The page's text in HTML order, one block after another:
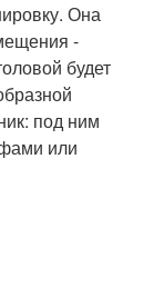
Она
‑
будет
под ним
или